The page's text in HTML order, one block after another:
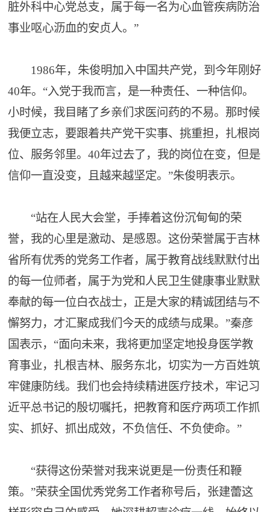
脏外科中心党总支，属于每一名为心血管疾病防治
事业呕心沥血的安贞人。”
1986年，朱俊明加入中国共产党，到今年刚好
40年。“入党于我而言，是一种责任、一种信仰。
小时候，我目睹了乡亲们求医问药的不易。那时候
我便立志，要跟着共产党干实事、挑重担，扎根岗
位、服务邻里。40年过去了，我的岗位在变，但是
信仰一直没变，且越来越坚定。”朱俊明表示。
“站在人民大会堂，手捧着这份沉甸甸的荣
誉，我的心里是激动、是感恩。这份荣誉属于吉林
省所有优秀的党务工作者，属于教育战线默默付出
的每一位师者，属于为党和人民卫生健康事业默默
奉献的每一位白衣战士，正是大家的精诚团结与不
懈努力，才汇聚成我们今天的成绩与成果。”秦彦
国表示，“面向未来，我将更加坚定地投身医学教
育事业，扎根吉林、服务东北，切实为一方百姓筑
牢健康防线。我们也会持续精进医疗技术，牢记习
近平总书记的殷切嘱托，把教育和医疗两项工作抓
实、抓好、抓出成效，不负信任、不负使命。”
“获得这份荣誉对我来说更是一份责任和鞭
策。”荣获全国优秀党务工作者称号后，张建蕾这